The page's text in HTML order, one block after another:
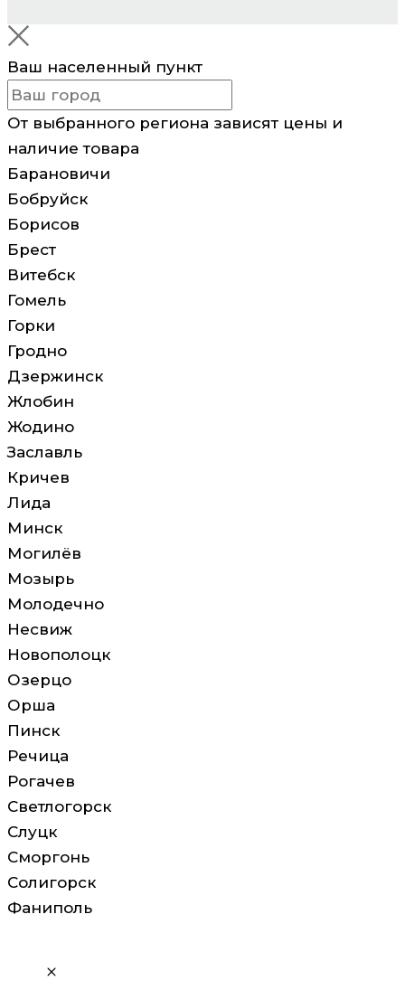
Ваш населенный пункт
От выбранного региона зависят цены и
наличие товара
Барановичи
Бобруйск
Борисов
Брест
Витебск
Гомель
Горки
Гродно
Дзержинск
Жлобин
Жодино
Заславль
Кричев
Лида
Минск
Могилёв
Мозырь
Молодечно
Несвиж
Новополоцк
Озерцо
Орша
Пинск
Речица
Рогачев
Светлогорск
Слуцк
Сморгонь
Солигорск
Фаниполь